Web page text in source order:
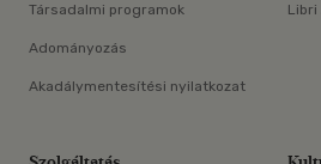
Társadalmi programok
Adományozás
Akadálymentesítési nyilatkozat
Libri